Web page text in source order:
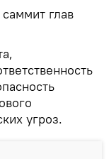
глав
угроз.